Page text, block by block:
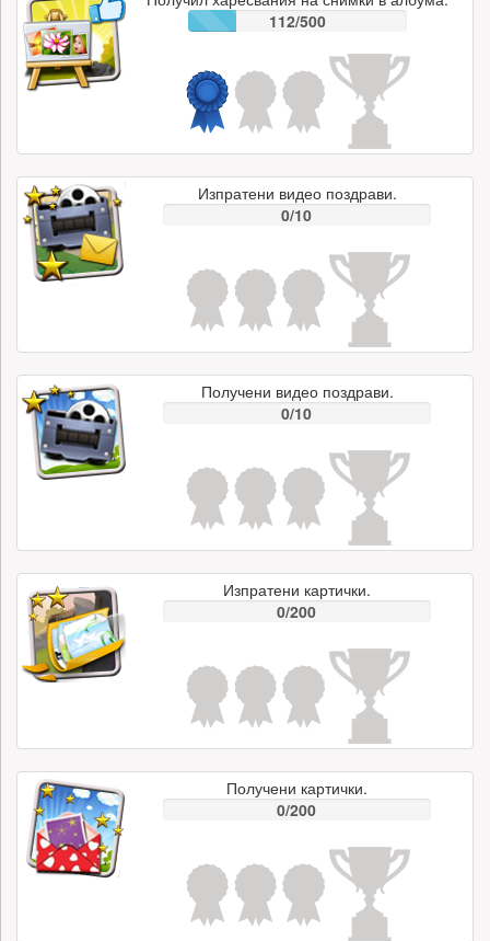
112/500
Изпратени видео поздрави.
0/10
Получени видео поздрави.
0/10
Изпратени картички.
0/200
Получени картички.
0/200